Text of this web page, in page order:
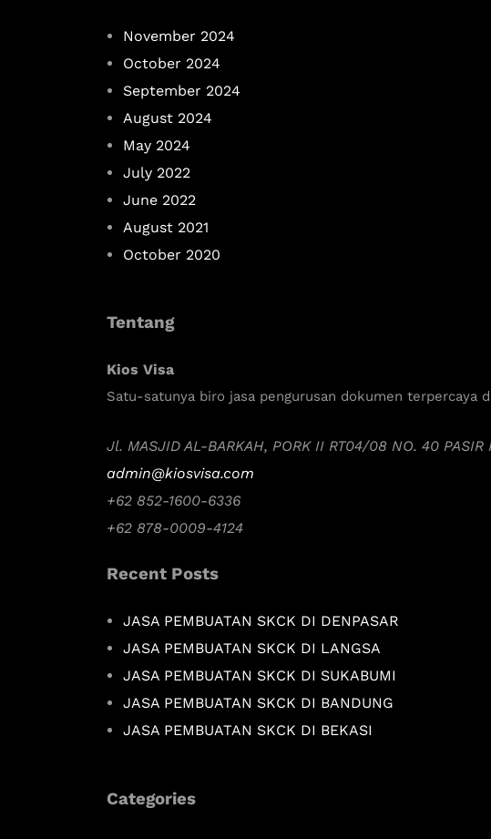
November 2024
October 2024
September 2024
August 2024
May 2024
July 2022
June 2022
August 2021
October 2020
Tentang
Kios Visa
Satu-satunya biro jasa pengurusan dokumen terpercaya
Jl. MASJID AL-BARKAH, PORK II RT04/08 NO. 40
admin@kiosvisa.com
+62 852-1600-6336
+62 878-0009-4124
Recent Posts
JASA PEMBUATAN SKCK DI DENPASAR
JASA PEMBUATAN SKCK DI LANGSA
JASA PEMBUATAN SKCK DI SUKABUMI
JASA PEMBUATAN SKCK DI BANDUNG
JASA PEMBUATAN SKCK DI BEKASI
Categories